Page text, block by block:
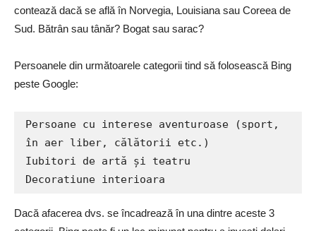
contează dacă se află în Norvegia, Louisiana sau Coreea de
Sud. Bătrân sau tânăr? Bogat sau sarac?
Persoanele din următoarele categorii tind să folosească Bing
peste Google:
Persoane cu interese aventuroase (sport,
în aer liber, călătorii etc.)
Iubitori de artă și teatru
Decoratiune interioara
Dacă afacerea dvs. se încadrează în una dintre aceste 3